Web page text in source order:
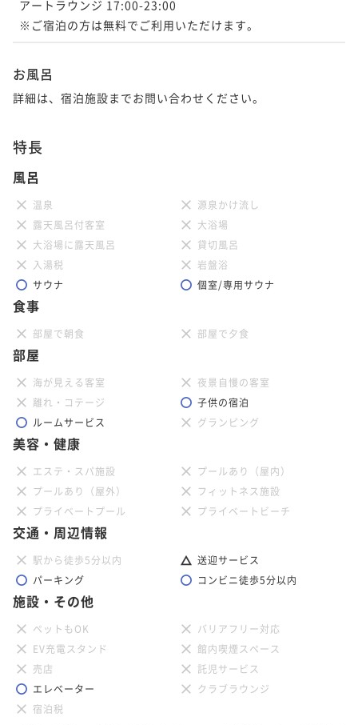
アートラウンジ 17:00-23:00
※ご宿泊の方は無料でご利用いただけます。
お風呂
詳細は、宿泊施設までお問い合わせください。
特長
風呂
温泉
源泉かけ流し
露天風呂付客室
大浴場
大浴場に露天風呂
貸切風呂
入湯税
岩盤浴
サウナ
個室/専用サウナ
食事
部屋で朝食 部屋で夕食
部屋
海が見える客室
夜景自慢の客室
離れ・コテージ
子供の宿泊
ルームサービス
グランピング
美容・健康
エステ・スパ施設
プールあり（屋内）
プールあり（屋外）
フィットネス施設
プライベートプール
プライベートビーチ
交通・周辺情報
駅から徒歩5分以内
送迎サービス
パーキング
コンビニ徒歩5分以内
施設・その他
ペットもOK
バリアフリー対応
EV充電スタンド
館内喫煙スペース
売店
託児サービス
エレベーター
クラブラウンジ
宿泊税